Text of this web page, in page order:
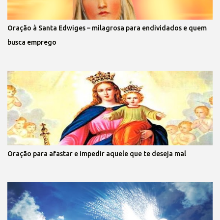
Oração à Santa Edwiges – milagrosa para endividados e quem
busca emprego
Oração para afastar e impedir aquele que te deseja mal